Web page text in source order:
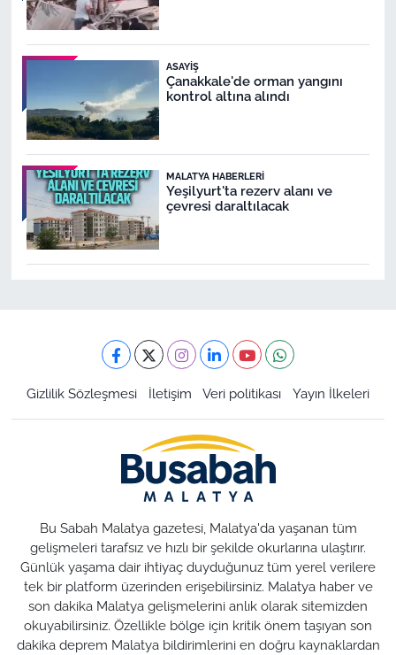
ASAYIŞ
Çanakkale'de orman yangını
kontrol altına alındı
MALATYA HABERLERI
Yeşilyurt'ta rezerv alanı ve
çevresi daraltılacak
Gizlilik Sözleşmesi İletişim Veri politikası Yayın İlkeleri
Bu Sabah Malatya gazetesi, Malatya'da yaşanan tüm
gelişmeleri tarafsız ve hızlı bir şekilde okurlarına ulaştırır.
Günlük yaşama dair ihtiyaç duyduğunuz tüm yerel verilere
tek bir platform üzerinden erişebilirsiniz. Malatya haber ve
son dakika Malatya gelişmelerini anlık olarak sitemizden
okuyabilirsiniz. Özellikle bölge için kritik önem taşıyan son
dakika deprem Malatya bildirimlerini en doğru kaynaklardan